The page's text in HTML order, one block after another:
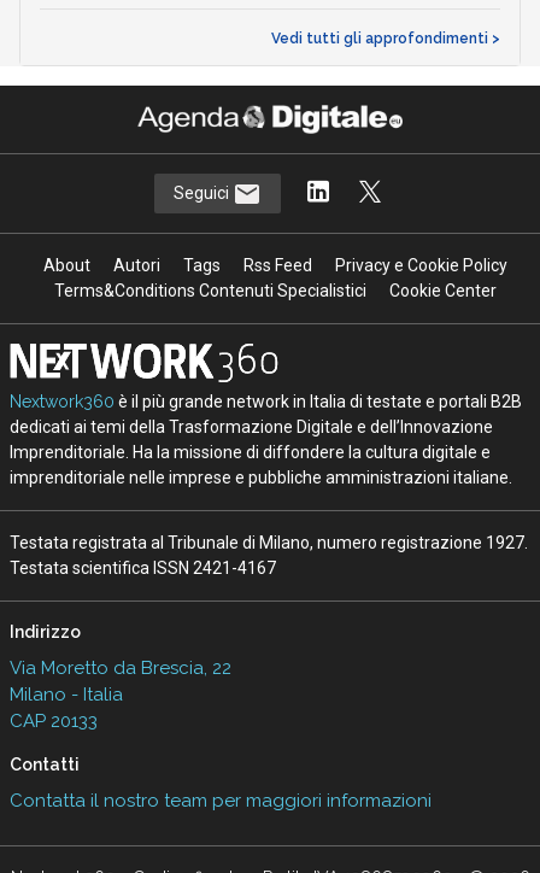
Vedi tutti gli approfondimenti >
Seguici
About Autori Tags Rss Feed
Privacy e Cookie Policy
Terms&Conditions Contenuti Specialistici
Cookie Center
Nextwork360 è il più grande network in Italia di testate e portali B2B
dedicati ai temi della Trasformazione Digitale e dell’Innovazione
Imprenditoriale. Ha la missione di diffondere la cultura digitale e
imprenditoriale nelle imprese e pubbliche amministrazioni italiane.
Testata registrata al Tribunale di Milano, numero registrazione 1927.
Testata scientifica ISSN 2421-4167
Indirizzo
Via Moretto da Brescia, 22
Milano - Italia
CAP 20133
Contatti
Contatta il nostro team per maggiori informazioni